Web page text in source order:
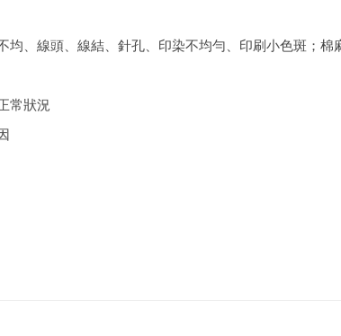
均、線頭、線結、針孔、印染不均勻、印刷小色斑；
常狀況